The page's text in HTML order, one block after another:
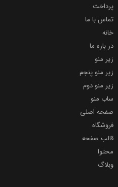
پرداخت
تماس با ما
خانه
در باره ما
زیر منو
زیر منو پنجم
زیر منو دوم
ساب منو
صفحه اصلی
فروشگاه
قالب صفحه
محتوا
وبلاگ